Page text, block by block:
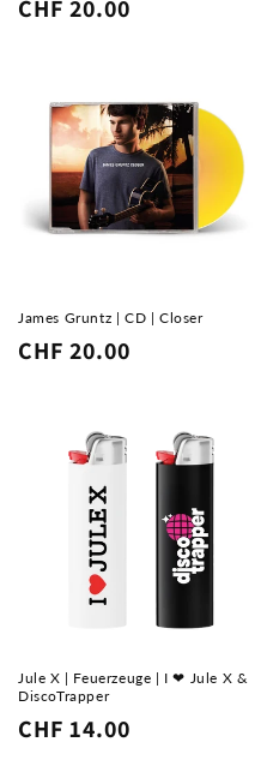
Normaler
CHF 20.00
James Gruntz | CD | Closer
Normaler
CHF 20.00
Jule X | Feuerzeuge | I ❤ Jule X &
DiscoTrapper
Normaler
CHF 14.00